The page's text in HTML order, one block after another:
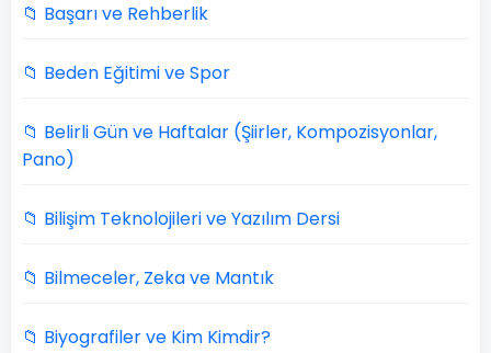
📁 Başarı ve Rehberlik
📁 Beden Eğitimi ve Spor
📁 Belirli Gün ve Haftalar (Şiirler, Kompozisyonlar,
Pano)
📁 Bilişim Teknolojileri ve Yazılım Dersi
📁 Bilmeceler, Zeka ve Mantık
📁 Biyografiler ve Kim Kimdir?